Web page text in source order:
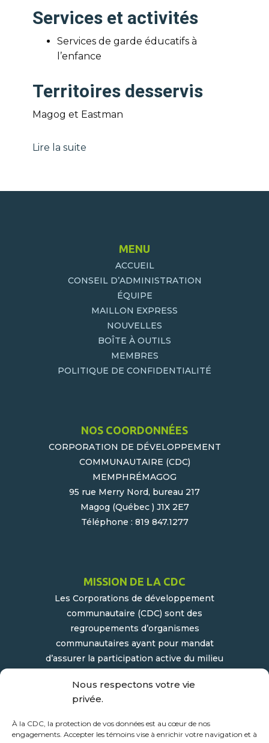
Nous respectons votre vie
privée.
À la CDC, la protection de vos données est au cœur de nos
engagements. Accepter les témoins vise à enrichir votre navigation et à
Services et activités
Services de garde éducatifs à
l’enfance
Territoires desservis
Magog et Eastman
Lire la suite
MENU
ACCUEIL
CONSEIL D’ADMINISTRATION
ÉQUIPE
MAILLON EXPRESS
NOUVELLES
BOÎTE À OUTILS
MEMBRES
POLITIQUE DE CONFIDENTIALITÉ
NOS COORDONNÉES
CORPORATION DE DÉVELOPPEMENT
COMMUNAUTAIRE (CDC)
MEMPHRÉMAGOG
95 rue Merry Nord, bureau 217
Magog (Québec ) J1X 2E7
Téléphone : 819 847.1277
MISSION DE LA CDC
Les Corporations de développement
communautaire (CDC) sont des
regroupements d’organismes
communautaires ayant pour mandat
d’assurer la participation active du milieu
développement socioéconomique de leur